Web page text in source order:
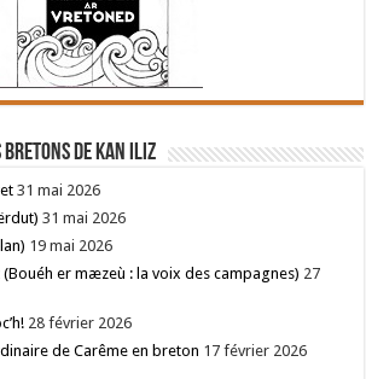
de Kan Iliz
31 mai 2026
31 mai 2026
19 mai 2026
er mæzeù : la voix des campagnes) 27
28 février 2026
de Carême en breton 17 février 2026